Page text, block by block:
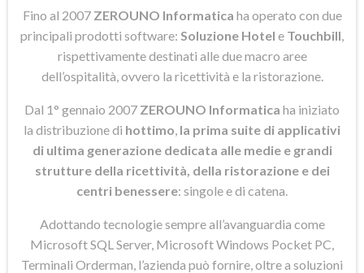
Fino al 2007 ZEROUNO Informatica ha operato con due
principali prodotti software: Soluzione Hotel e Touchbill
rispettivamente destinati alle due macro aree
dell’ospitalità, ovvero la ricettività e la ristorazione.
Dal 1° gennaio 2007 ZEROUNO Informatica ha iniziato
la distribuzione di hottimo la prima suite di applicativi
di ultima generazione dedicata alle medie e grandi
strutture della ricettività, della ristorazione e dei
centri benessere: singole e di catena.
Adottando tecnologie sempre all’avanguardia come
Microsoft SQL Server, Microsoft Windows Pocket PC,
Terminali Orderman, l’azienda può fornire, oltre a soluzioni